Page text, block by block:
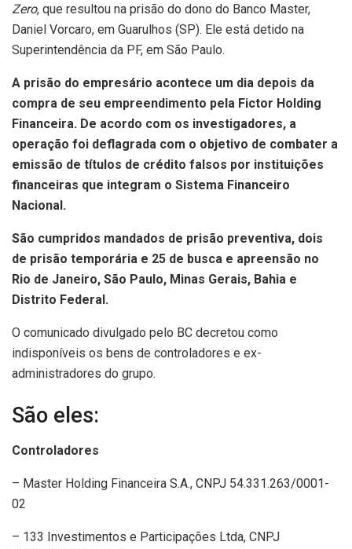
Zero, que resultou na prisão do dono do Banco Master,
Daniel Vorcaro, em Guarulhos (SP). Ele está detido na
Superintendência da PF, em São Paulo.
A prisão do empresário acontece um dia depois da
compra de seu empreendimento pela Fictor Holding
Financeira. De acordo com os investigadores, a
operação foi deflagrada com o objetivo de combater a
emissão de títulos de crédito falsos por instituições
financeiras que integram o Sistema Financeiro
Nacional.
São cumpridos mandados de prisão preventiva, dois
de prisão temporária e 25 de busca e apreensão no
Rio de Janeiro, São Paulo, Minas Gerais, Bahia e
Distrito Federal.
O comunicado divulgado pelo BC decretou como
indisponíveis os bens de controladores e ex-
administradores do grupo.
São eles:
Controladores
– Master Holding Financeira S.A., CNPJ 54.331.263/0001-
02
– 133 Investimentos e Participações Ltda, CNPJ